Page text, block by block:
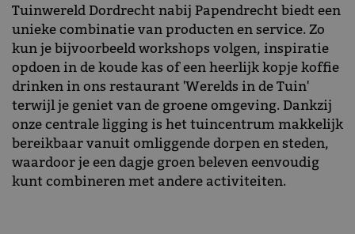
Tuinwereld Dordrecht nabij Papendrecht biedt een
unieke combinatie van producten en service. Zo
kun je bijvoorbeeld workshops volgen, inspiratie
opdoen in de koude kas of een heerlijk kopje koffie
drinken in ons restaurant 'Werelds in de Tuin'
terwijl je geniet van de groene omgeving. Dankzij
onze centrale ligging is het tuincentrum makkelijk
bereikbaar vanuit omliggende dorpen en steden,
waardoor je een dagje groen beleven eenvoudig
kunt combineren met andere activiteiten.